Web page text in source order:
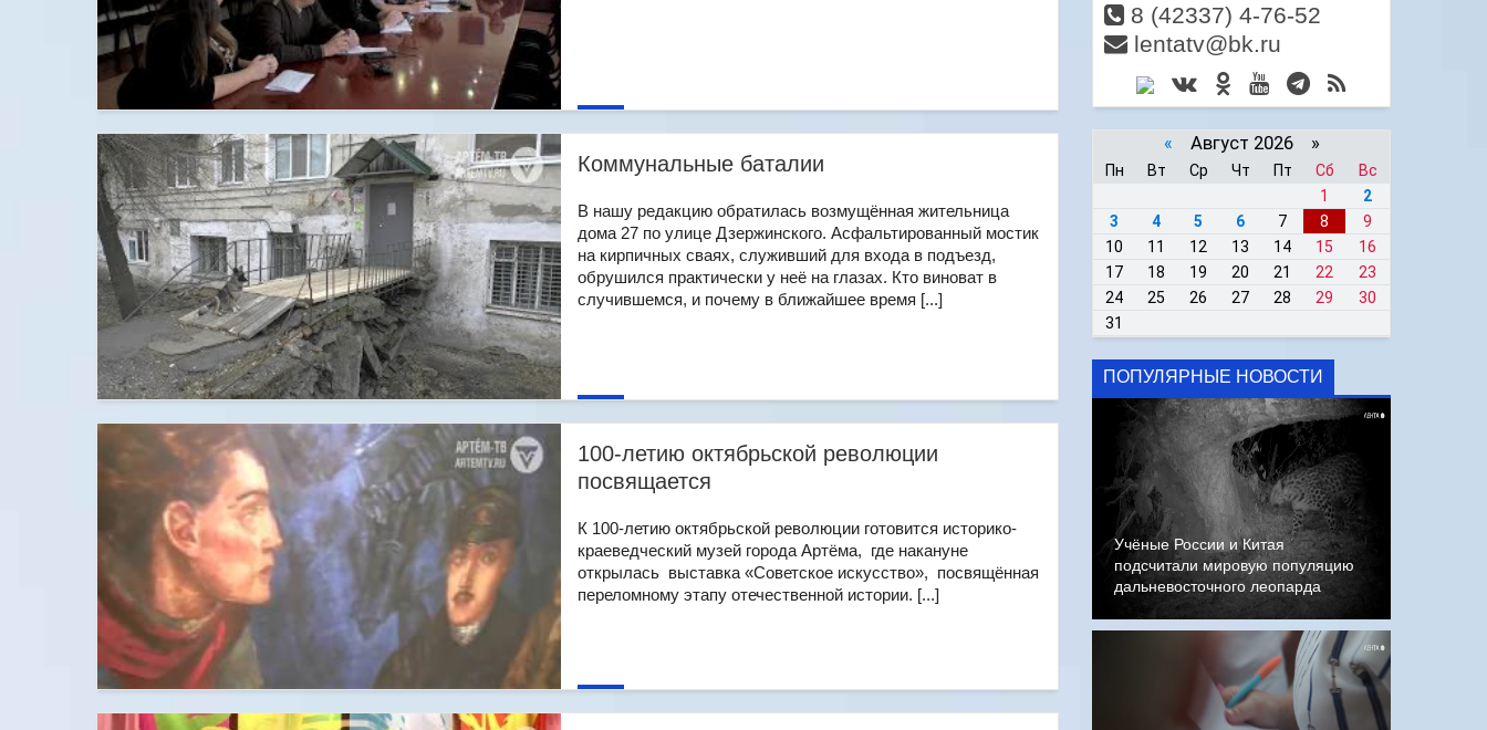
Коммунальные баталии
В нашу редакцию обратилась возмущённая жительница
дома 27 по улице Дзержинского. Асфальтированный мостик
на кирпичных сваях, служивший для входа в подъезд,
обрушился практически у неё на глазах. Кто виноват в
случившемся, и почему в ближайшее время [...]
100-летию октябрьской революции
посвящается
К 100-летию октябрьской революции готовится историко-
краеведческий музей города Артёма, где накануне
открылась выставка «Советское искусство», посвящённая
переломному этапу отечественной истории. [...]
8 (42337) 4-76-52
lentatv@bk.ru
« Август 2026 »
Пн Вт Ср Чт Пт Сб
Вс
1
2
3
4 5 6 7 8
9
10
11 12 13 14 15
16
17
18 19 20 21 22
23
24
25 26 27 28 29
30
31
ПОПУЛЯРНЫЕ НОВОСТИ
Учёные России и Китая
подсчитали мировую популяцию
дальневосточного леопарда